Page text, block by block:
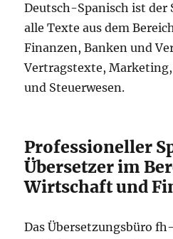
Deutsch-Spanisch ist der
alle Texte aus dem
Finanzen, Banken und
Vertragstexte,
und Steuerwesen.
Professioneller
Übersetzer im
Wirtschaft und
Das Übersetzungsbüro